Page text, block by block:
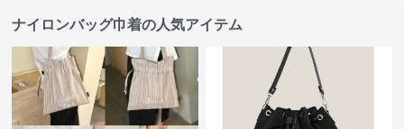
ナイロンバッグ巾着の人気アイテム